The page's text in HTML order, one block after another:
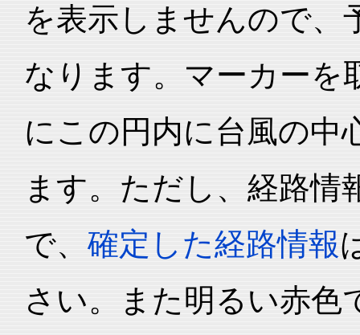
を表示しませんので、
なります。マーカーを
にこの円内に台風の中
ます。ただし、経路情
で、 確定した経路情報
さい。また明るい赤色